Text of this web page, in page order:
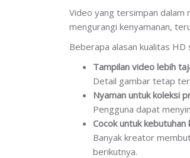
Video yang tersimpan
mengurangi kenyamanan,
Beberapa alasan kualitas HD
Tampilan video lebih
Detail gambar tetap
Nyaman untuk koleksi
Pengguna dapat
Cocok untuk kebutuhan
Banyak kreator
berikutnya.